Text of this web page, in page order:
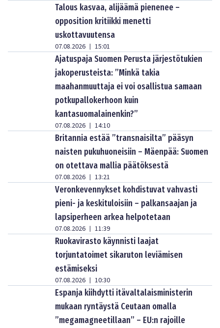
Talous kasvaa, alijäämä pienenee –
opposition kritiikki menetti
uskottavuutensa
07.08.2026 | 15:01
Ajatuspaja Suomen Perusta järjestötukien
jakoperusteista: ”Minkä takia
maahanmuuttaja ei voi osallistua samaan
potkupallokerhoon kuin
kantasuomalainenkin?”
07.08.2026 | 14:10
Britannia estää ”transnaisilta” pääsyn
naisten pukuhuoneisiin – Mäenpää: Suomen
on otettava mallia päätöksestä
07.08.2026 | 13:21
Veronkevennykset kohdistuvat vahvasti
pieni- ja keskituloisiin – palkansaajan ja
lapsiperheen arkea helpotetaan
07.08.2026 | 11:39
Ruokavirasto käynnisti laajat
torjuntatoimet sikaruton leviämisen
estämiseksi
07.08.2026 | 10:30
Espanja kiihdytti itävaltalaisministerin
mukaan ryntäystä Ceutaan omalla
”megamagneetillaan” – EU:n rajoille